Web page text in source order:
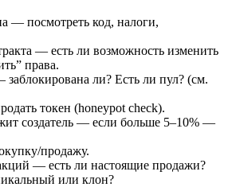
— посмотреть код, налоги,
— есть ли возможность изменить
права.
ли? Есть ли пул? (см.
токен (honeypot check).
создатель — если больше 5–10% —
продажу.
— есть ли настоящие продажи?
или клон?